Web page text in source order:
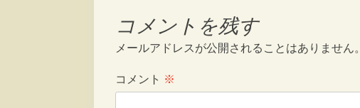
コメントを残す
メールアドレスが公開されることはありません。
コメント ※